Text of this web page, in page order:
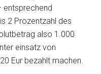
entsprechend
2 Prozentzahl des
also 1.000
einsatz von
Eur bezahlt machen.